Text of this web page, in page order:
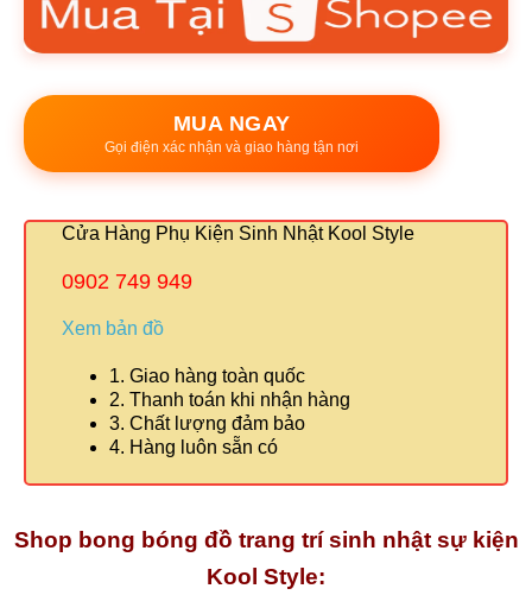
MUA NGAY
Gọi điện xác nhận và giao hàng tận nơi
Cửa Hàng Phụ Kiện Sinh Nhật Kool Style
0902 749 949
Xem bản đồ
1. Giao hàng toàn quốc
2. Thanh toán khi nhận hàng
3. Chất lượng đảm bảo
4. Hàng luôn sẵn có
Shop bong bóng đồ trang trí sinh nhật sự kiện
Kool Style: